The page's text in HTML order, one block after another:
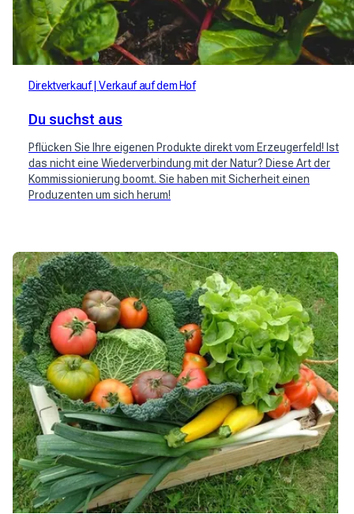
Direktverkauf Verkauf auf dem Hof
Du suchst aus
Pflücken Sie Ihre eigenen Produkte direkt vom Erzeugerfeld! Ist
das nicht eine Wiederverbindung mit der Natur? Diese Art der
Kommissionierung boomt. Sie haben mit Sicherheit einen
Produzenten um sich herum!